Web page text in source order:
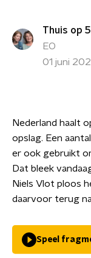
Thuis op 5
EO
01 juni
Nederland haalt
opslag. Een
er ook gebruikt
Dat bleek
Niels Vlot ploos
daarvoor terug
Speel